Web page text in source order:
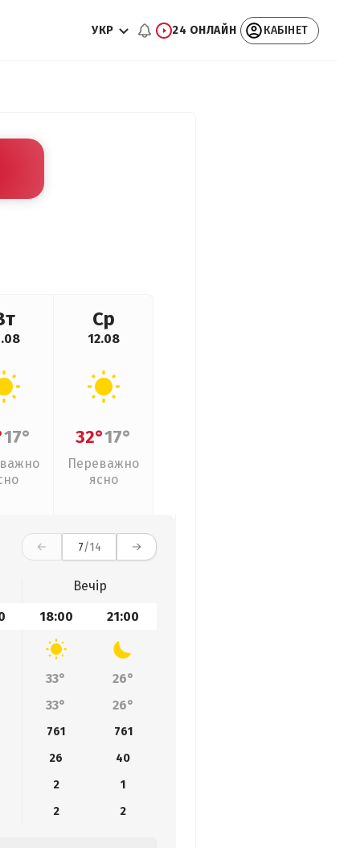
УКР 24 ОНЛАЙН КАБІНЕТ
17°
Ср
12.08
32°17°
Переважно
ясно
7/14
Вечір
18:00 21:00
33°
26°
33° 26°
761
761
26
40
2
1
2 2